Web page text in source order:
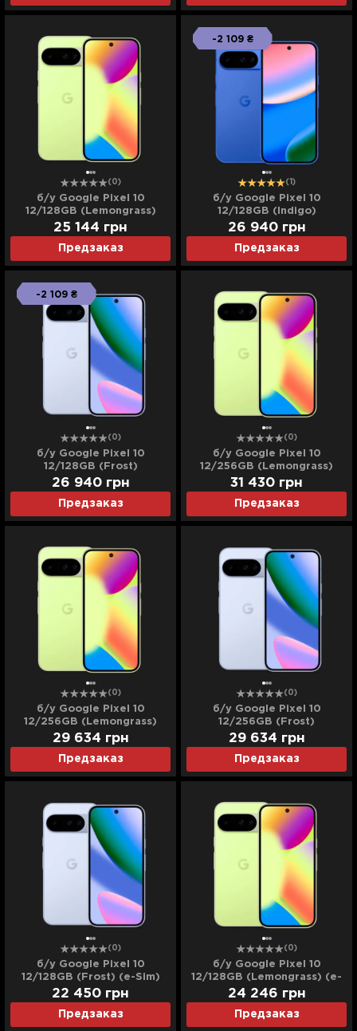
(0)
б/у Google Pixel 10
12/128GB (Lemongrass)
(Хорошее состояние)
Предзаказ
25 144 грн
-2 109 ₴
(1)
б/у Google Pixel 10
12/128GB (Indigo)
(Идеальное состояние)
Предзаказ
26 940 грн
-2 109 ₴
(0)
б/у Google Pixel 10
12/128GB (Frost)
(Идеальное состояние)
Предзаказ
26 940 грн
(0)
б/у Google Pixel 10
12/256GB (Lemongrass)
(Идеальное состояние)
Предзаказ
31 430 грн
(0)
б/у Google Pixel 10
12/256GB (Lemongrass)
(Хорошее состояние)
Предзаказ
29 634 грн
(0)
б/у Google Pixel 10
12/256GB (Frost)
(Хорошее состояние)
Предзаказ
29 634 грн
(0)
б/у Google Pixel 10
12/128GB (Frost) (e-Sim)
(Хорошее состояние)
Предзаказ
22 450 грн
(0)
б/у Google Pixel 10
12/128GB (Lemongrass) (e-
Sim) (Идеальное
состояние)
Предзаказ
24 246 грн